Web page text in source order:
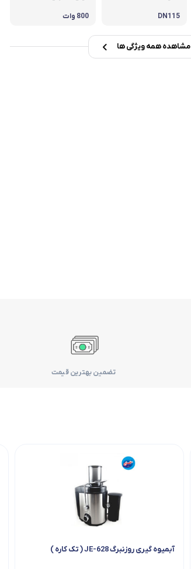
DN115 800 وات
مشاهده همه ویژگی ها
تضمین بهترین قیمت
آبمیوه گیری روزنبرگ JE-628 ( تک کاره )